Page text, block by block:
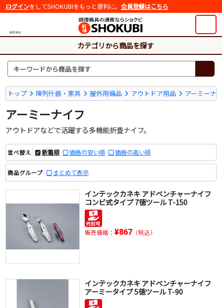
ログインをしてSHOKUBIをもっと便利に。 会員登録はこちら
MENU
カテゴリから商品を探す
トップ 陳列什器・家具 屋外用備品 アウトドア用品 アーミーナ
アーミーナイフ
アウトドアなどで活躍する多機能折畳ナイフ。
並べ替え 新着順 価格の安い順 価格の高い順
商品グループ まとめて表示
インテックカネキ アドベンチャーナイフ
コンビ式タイプ 7徳ツール T-150
販売価格： ¥867（税込）
インテックカネキ アドベンチャーナイフ
アーミータイプ 5徳ツール T-90